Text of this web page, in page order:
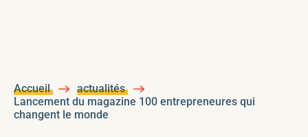
Accueil
actualités
Lancement du magazine 100 entrepreneures qui
changent le monde